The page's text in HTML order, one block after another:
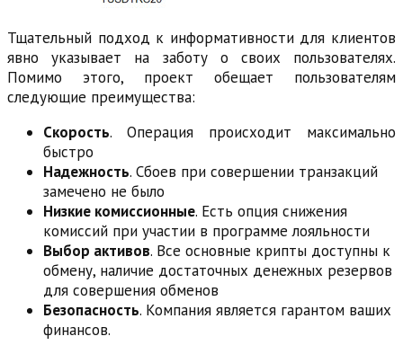
Тщательный подход к информативности для клиентов
явно указывает на заботу о своих пользователях.
Помимо этого, проект обещает пользователям
следующие преимущества:
Скорость. Операция происходит максимально
быстро
Надежность. Сбоев при совершении транзакций
замечено не было
Низкие комиссионные. Есть опция снижения
комиссий при участии в программе лояльности
Выбор активов. Все основные крипты доступны к
обмену, наличие достаточных денежных резервов
для совершения обменов
Безопасность. Компания является гарантом ваших
финансов.